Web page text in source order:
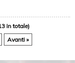
in totale)
Avanti »